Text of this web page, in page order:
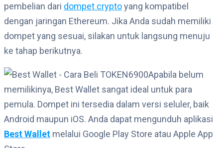
pembelian dari dompet cryptoyang kompatibel
dengan jaringan Ethereum. Jika Anda sudah memiliki
dompet yang sesuai, silakan untuk langsung menuju
ke tahap berikutnya.
Apabila belum
memilikinya, Best Wallet sangat ideal untuk para
pemula. Dompet ini tersedia dalam versi seluler, baik
Android maupun iOS. Anda dapat mengunduh aplikasi
Best Wallet melalui Google Play Store atau Apple App